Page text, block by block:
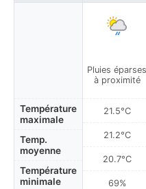
Température
maximale
Temp.
moyenne
Température
minimale
Pluies éparses
à proximité
21.5°C
21.2°C
20.7°C
69%